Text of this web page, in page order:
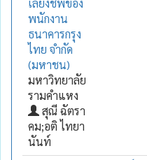
พนักงาน
ธนาคารกรุง
ไทย จำกัด
(มหาชน)
มหาวิทยาลัย
รามคำแหง
สุณี ฉัตรา
คม;อติ ไทยา
นันท์